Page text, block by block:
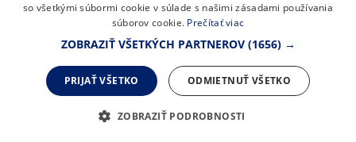
so všetkými súbormi cookie v súlade s našimi zásadami používania
súborov cookie. Prečítať viac
ZOBRAZIŤ VŠETKÝCH PARTNEROV (1656) →
PRIJAŤ VŠETKO ODMIETNUŤ VŠETKO
ZOBRAZIŤ PODROBNOSTI